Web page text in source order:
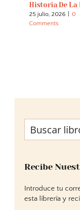
Historia De La
25 julio, 2026
0
Comments
Recibe
Introduce tu
esta librería y